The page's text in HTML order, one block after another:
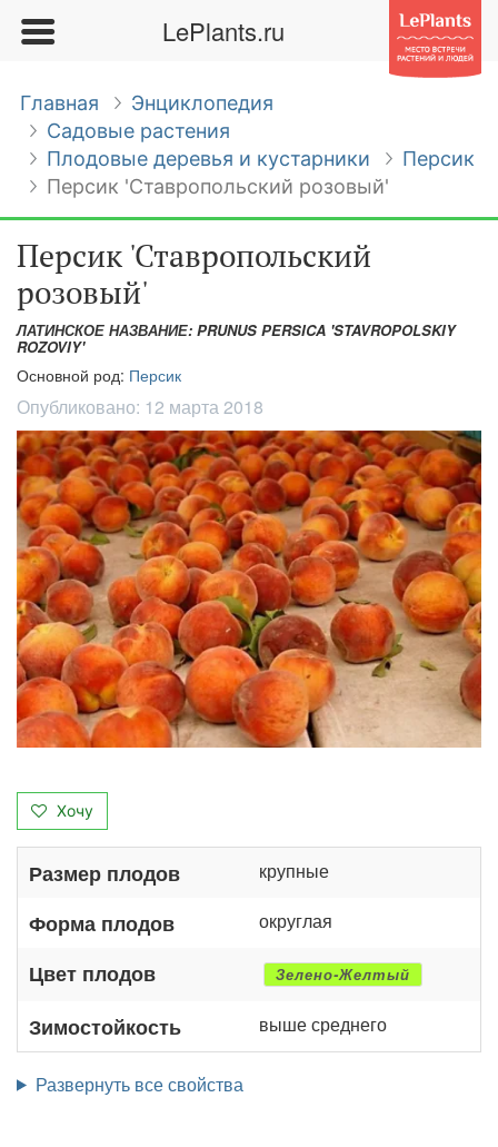
LePlants.ru
Главная
Энциклопедия
Садовые растения
Плодовые деревья и кустарники
Персик
Персик 'Ставропольский розовый'
Персик 'Ставропольский
розовый'
ЛАТИНСКОЕ НАЗВАНИЕ: PRUNUS PERSICA 'STAVROPOLSKIY
ROZOVIY'
Основной род: Персик
Опубликовано: 12 марта 2018
Хочу
Размер плодов крупные
Форма плодов округлая
Цвет плодов Зелено-Желтый
Зимостойкость выше среднего
Развернуть все свойства